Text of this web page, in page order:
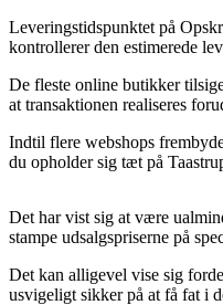
Leveringstidspunktet på
kontrollerer den estimerede
De fleste online butikker
at transaktionen realiseres
Indtil flere webshops
du opholder sig tæt på
Det har vist sig at være
stampe udsalgspriserne på
Det kan alligevel vise sig
usvigeligt sikker på at få fat i